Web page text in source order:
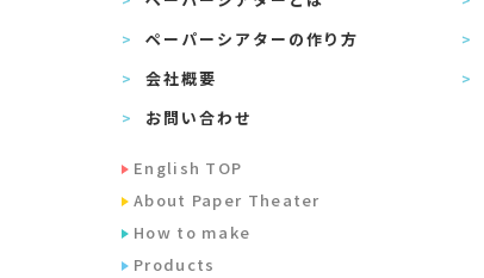
ペーパーシアターの作り方
会社概要
お問い合わせ
English TOP
About Paper Theater
How to make
Products